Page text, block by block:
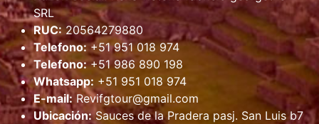
SRL
RUC:20564279880
Telefono:+51 951 018 974
Telefono:+51 986 890 198
Whatsapp: +51 951 018 974
E-mail:Revifgtour@gmail.com
Ubicación:Sauces de la Pradera pasj. San Luis b7